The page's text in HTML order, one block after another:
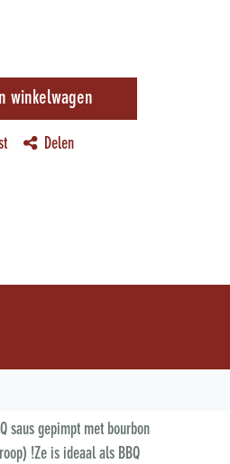
winkelwagen
Delen
saus gepimpt met bourbon
!Ze is ideaal als BBQ